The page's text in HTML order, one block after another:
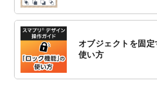
2022/9/21
コンサートのチラ
2022/9/5
年賀状のデザインテ
2022/9/5
喪中はがきのデザ
オブジェクトを固
使い方